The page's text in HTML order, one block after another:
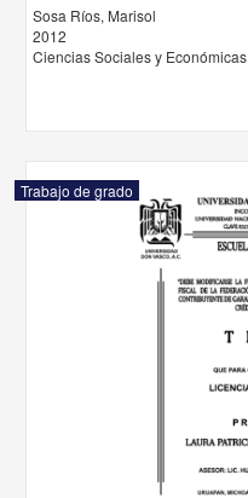
Sosa Ríos, Marisol
2012
Ciencias Sociales y Económicas
Trabajo de grado